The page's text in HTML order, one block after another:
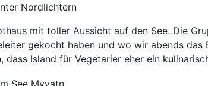
mit toller Aussicht auf den See. Die
gekocht haben und wo wir abends
dass Island für Vegetarier eher ein